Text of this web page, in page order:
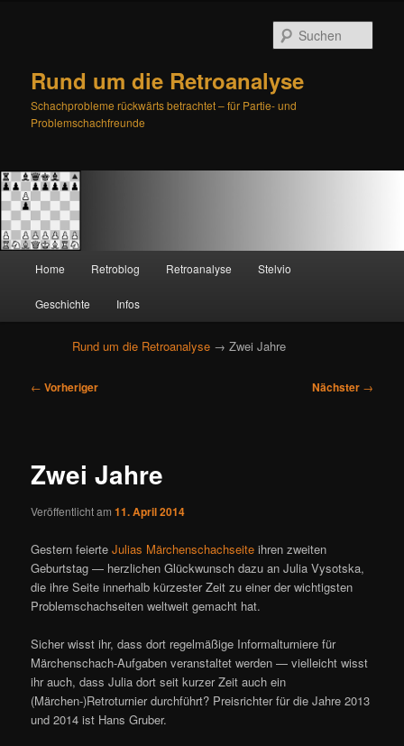
Rund um die Retroanalyse
Schachprobleme rückwärts betrachtet – für Partie- und
Problemschachfreunde
Zum
primären
Inhalt
springen
Zum
sekundären
Inhalt
springen
Home Retroblog Retroanalyse Stelvio
Geschichte Infos
Rund um die Retroanalyse → Zwei Jahre
B
a
s
a
v
i
g
t
i
o
n
← Vorheriger Nächster →
Zwei Jahre
Veröffentlicht am11. April 2014
Gestern feierteJulias Märchenschachseite ihren zweiten
Geburtstag — herzlichen Glückwunsch dazu an Julia Vysotska,
die ihre Seite innerhalb kürzester Zeit zu einer der wichtigsten
Problemschachseiten weltweit gemacht hat.
Sicher wisst ihr, dass dort regelmäßige Informalturniere für
Märchenschach-Aufgaben veranstaltet werden — vielleicht wisst
ihr auch, dass Julia dort seit kurzer Zeit auch ein
(Märchen-)Retroturnier durchführt? Preisrichter für die Jahre 2013
und 2014 ist Hans Gruber.